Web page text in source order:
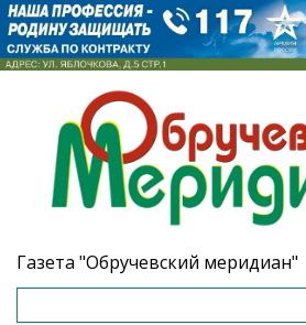
Газета "Обручевский меридиан"